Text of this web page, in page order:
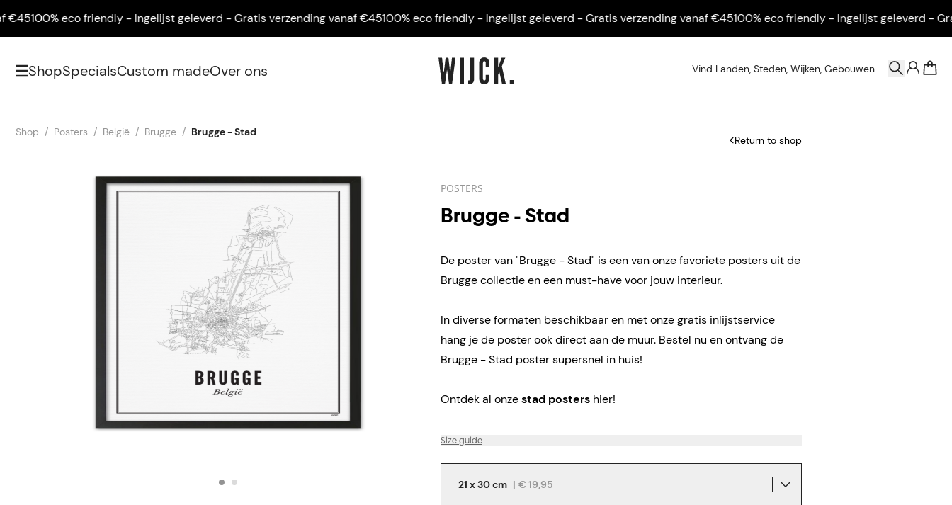
100% eco friendly - Ingelijst geleverd - Gratis verzending vanaf €45100% eco friendly - Ingelijst geleverd - Gratis verzending vanaf €45100% eco friendly - Ingelijst geleverd - Gratis
ShopSpecialsCustom madeOver ons
Shop Posters België Brugge Brugge - Stad
Return to shop
POSTERS
Brugge - Stad
De poster van "Brugge - Stad" is een van onze favoriete posters uit de
Brugge collectie en een must-have voor jouw interieur.
In diverse formaten beschikbaar en met onze gratis inlijstservice
hang je de poster ook direct aan de muur. Bestel nu en ontvang de
Brugge - Stad poster supersnel in huis!
Ontdek al onzestad posters hier!
Size guide
21 x 30 cm | € 19,95